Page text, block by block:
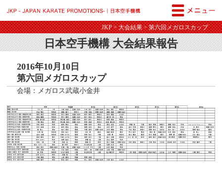
JKP>大会結果> 第六回メガロスカップ
日本空手機構 大会結果報告
2016年10月10日
第六回メガロスカップ
会場：メガロス武蔵小金井